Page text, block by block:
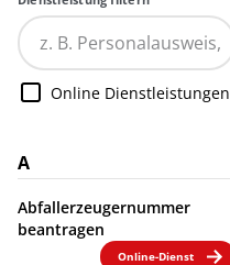
Online Dienstleistungen
A
Abfallerzeugernummer
beantragen
Online-Dienst